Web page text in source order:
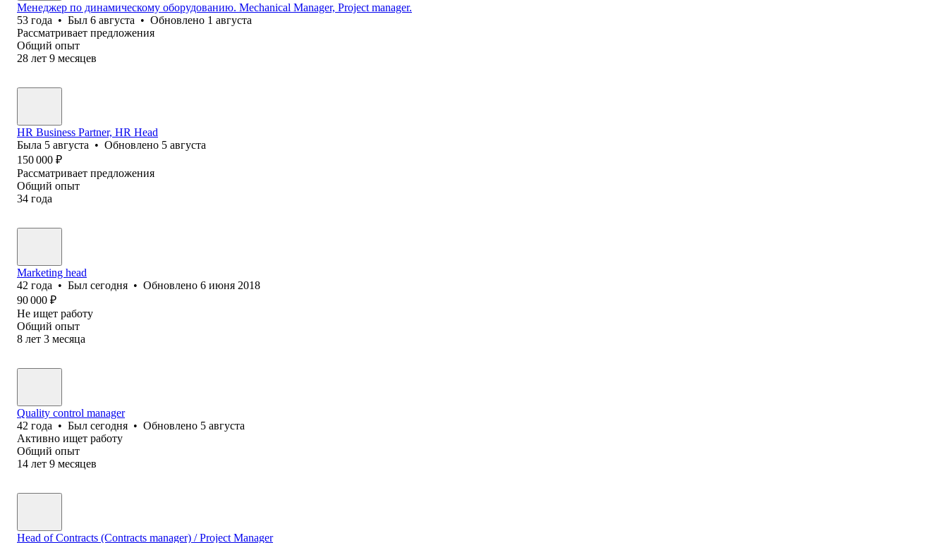
Менеджер по динамическому оборудованию. Mechanical Manager, Project manager.
53 года • Был 6 августа • Обновлено 1 августа
Рассматривает предложения
Общий опыт
28 лет 9 месяцев
HR Business Partner, HR Head
Была 5 августа • Обновлено 5 августа
150 000 ₽
Рассматривает предложения
Общий опыт
34 года
Marketing head
42 года • Был сегодня • Обновлено 6 июня 2018
90 000 ₽
Не ищет работу
Общий опыт
8 лет 3 месяца
Quality control manager
42 года • Был сегодня • Обновлено 5 августа
Активно ищет работу
Общий опыт
14 лет 9 месяцев
Head of Contracts (Contracts manager) / Project Manager